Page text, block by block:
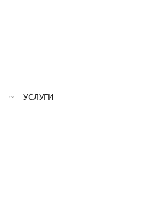
УСЛУГИ